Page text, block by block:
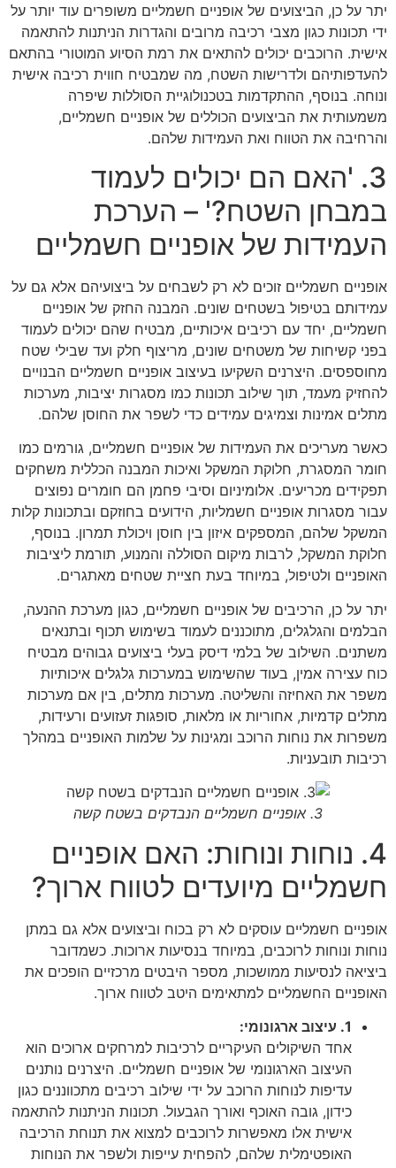
יתר על כן, הביצועים של אופניים חשמליים משופרים עוד יותר על
ידי תכונות כגון מצבי רכיבה מרובים והגדרות הניתנות להתאמה
אישית. הרוכבים יכולים להתאים את רמת הסיוע המוטורי בהתאם
להעדפותיהם ולדרישות השטח, מה שמבטיח חווית רכיבה אישית
ונוחה. בנוסף, ההתקדמות בטכנולוגיית הסוללות שיפרה
משמעותית את הביצועים הכוללים של אופניים חשמליים,
והרחיבה את הטווח ואת העמידות שלהם.
3. 'האם הם יכולים לעמוד
במבחן השטח?' – הערכת
העמידות של אופניים חשמליים
אופניים חשמליים זוכים לא רק לשבחים על ביצועיהם אלא גם על
עמידותם בטיפול בשטחים שונים. המבנה החזק של אופניים
חשמליים, יחד עם רכיבים איכותיים, מבטיח שהם יכולים לעמוד
בפני קשיחות של משטחים שונים, מריצוף חלק ועד שבילי שטח
מחוספסים. היצרנים השקיעו בעיצוב אופניים חשמליים הבנויים
להחזיק מעמד, תוך שילוב תכונות כמו מסגרות יציבות, מערכות
מתלים אמינות וצמיגים עמידים כדי לשפר את החוסן שלהם.
כאשר מעריכים את העמידות של אופניים חשמליים, גורמים כמו
חומר המסגרת, חלוקת המשקל ואיכות המבנה הכללית משחקים
תפקידים מכריעים. אלומיניום וסיבי פחמן הם חומרים נפוצים
עבור מסגרות אופניים חשמליות, הידועים בחוזקם ובתכונות קלות
המשקל שלהם, המספקים איזון בין חוסן ויכולת תמרון. בנוסף,
חלוקת המשקל, לרבות מיקום הסוללה והמנוע, תורמת ליציבות
האופניים ולטיפול, במיוחד בעת חציית שטחים מאתגרים.
יתר על כן, הרכיבים של אופניים חשמליים, כגון מערכת ההנעה,
הבלמים והגלגלים, מתוכננים לעמוד בשימוש תכוף ובתנאים
משתנים. השילוב של בלמי דיסק בעלי ביצועים גבוהים מבטיח
כוח עצירה אמין, בעוד שהשימוש במערכות גלגלים איכותיות
משפר את האחיזה והשליטה. מערכות מתלים, בין אם מערכות
מתלים קדמיות, אחוריות או מלאות, סופגות זעזועים ורעידות,
משפרות את נוחות הרוכב ומגינות על שלמות האופניים במהלך
רכיבות תובעניות.
3. אופניים חשמליים הנבדקים בשטח קשה
4. נוחות ונוחות: האם אופניים
חשמליים מיועדים לטווח ארוך?
אופניים חשמליים עוסקים לא רק בכוח וביצועים אלא גם במתן
נוחות ונוחות לרוכבים, במיוחד בנסיעות ארוכות. כשמדובר
ביציאה לנסיעות ממושכות, מספר היבטים מרכזיים הופכים את
האופניים החשמליים למתאימים היטב לטווח ארוך.
1. עיצוב ארגונומי:
אחד השיקולים העיקריים לרכיבות למרחקים ארוכים הוא
העיצוב הארגונומי של אופניים חשמליים. היצרנים נותנים
עדיפות לנוחות הרוכב על ידי שילוב רכיבים מתכווננים כגון
כידון, גובה האוכף ואורך הגבעול. תכונות הניתנות להתאמה
אישית אלו מאפשרות לרוכבים למצוא את תנוחת הרכיבה
האופטימלית שלהם, להפחית עייפות ולשפר את הנוחות